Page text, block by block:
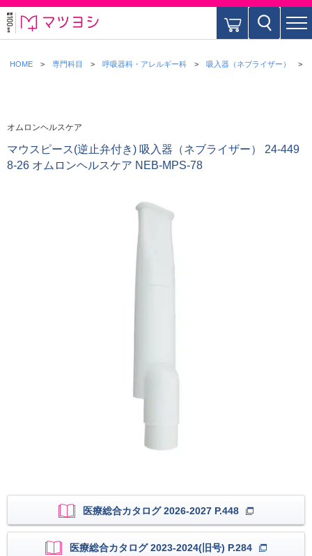
HOME 専門科目 呼吸器科・アレルギー科 吸入器（ネブライザー）
オムロンヘルスケア
マウスピース(逆止弁付き) 吸入器（ネブライザー） 24-449
8-26 オムロンヘルスケア NEB-MPS-78
医療総合カタログ 2026-2027 P.448
医療総合カタログ 2023-2024(旧号) P.284